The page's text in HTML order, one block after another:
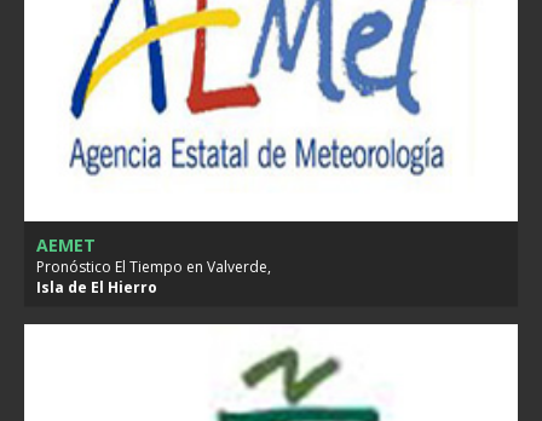
AEMET
Pronóstico El Tiempo en Valverde,
Isla de El Hierro